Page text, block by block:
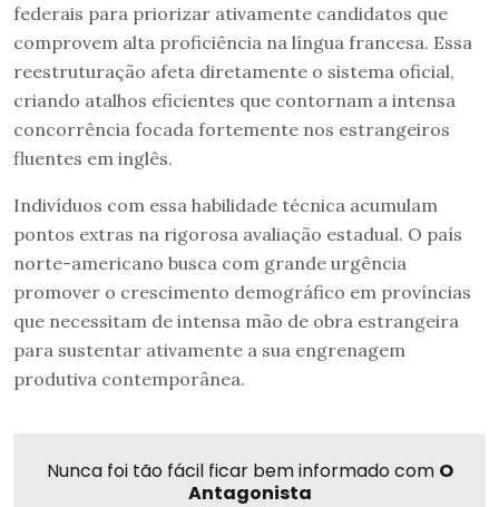
federais para priorizar ativamente candidatos que
comprovem alta proficiência na língua francesa. Essa
reestruturação afeta diretamente o sistema oficial,
criando atalhos eficientes que contornam a intensa
concorrência focada fortemente nos estrangeiros
fluentes em inglês.
Indivíduos com essa habilidade técnica acumulam
pontos extras na rigorosa avaliação estadual. O país
norte-americano busca com grande urgência
promover o crescimento demográfico em províncias
que necessitam de intensa mão de obra estrangeira
para sustentar ativamente a sua engrenagem
produtiva contemporânea.
Nunca foi tão fácil ficar bem informado com O
Antagonista